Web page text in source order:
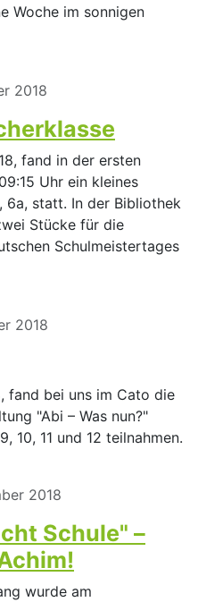
Woche im sonnigen
2018
fand in der ersten
Uhr ein kleines
6a, statt. In der Bibliothek
Stücke für die
Schulmeistertages
2018
fand bei uns im Cato die
"Abi – Was nun?"
10, 11 und 12 teilnahmen.
2018
Schule" –
wurde am